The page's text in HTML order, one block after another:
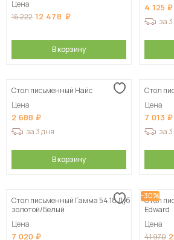
Цена
16 222 12 478
В корзину
4 125
за
Стол письменный Найс
Цена
2 688
за 3 дня
В корзину
Стол
Цена
7 013
за
Стол письменный Гамма 54.18 Дуб
золотой/Белый
Цена
7 020
-30%
Стол
Edward
Цена
41 970